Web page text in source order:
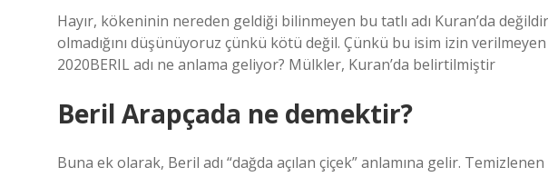
Hayır, kökeninin nereden geldiği bilinmeyen bu tatlı adı Kuran’da
olmadığını düşünüyoruz çünkü kötü değil. Çünkü bu isim izin verilmeyen
2020BERIL adı ne anlama geliyor? Mülkler, Kuran’da belirtilmiştir
Beril Arapçada ne demektir?
Buna ek olarak, Beril adı “dağda açılan çiçek” anlamına gelir.